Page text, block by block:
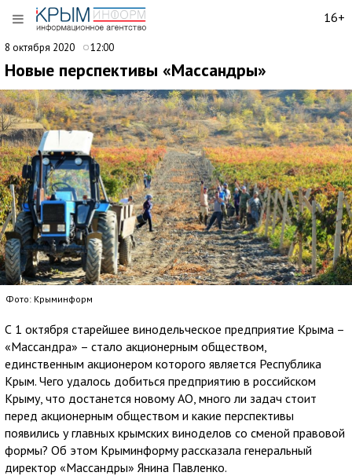
16+
8 октября 2020 12:00
Новые перспективы «Массандры»
Фото: Крыминформ
С 1 октября старейшее винодельческое предприятие Крыма –
«Массандра» – стало акционерным обществом,
единственным акционером которого является Республика
Крым. Чего удалось добиться предприятию в российском
Крыму, что достанется новому АО, много ли задач стоит
перед акционерным обществом и какие перспективы
появились у главных крымских виноделов со сменой правовой
формы? Об этом Крыминформу рассказала генеральный
директор «Массандры» Янина Павленко.